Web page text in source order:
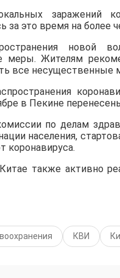
заражений
за это время на более
новой
меры. Жителям
все несущественные
в Пекине
по делам
населения,
коронавируса.
также активно
КВИ